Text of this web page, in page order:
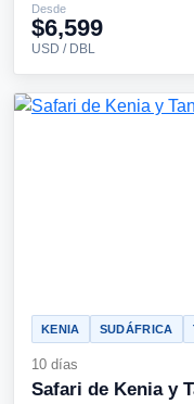
Desde
$6,599
USD / DBL
KENIA SUDÁFRICA
10 días
Safari de Kenia y